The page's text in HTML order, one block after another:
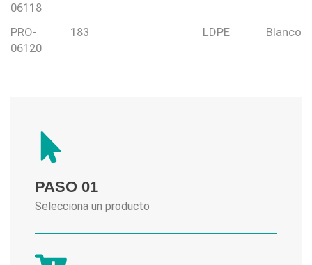
06118
PRO-
06120
183 LDPE Blanco
PASO 01
Selecciona un producto